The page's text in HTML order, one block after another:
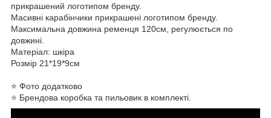
прикрашений логотипом бренду.
Масивні карабінчики прикрашені логотипом бренду.
Максимальна довжина ременця 120см, регулюється по
довжині.
Матеріал: шкіра
Розмір 21*19*9см
⭐️ Фото додатково
⭐️ Брендова коробка та пильовик в комплекті.